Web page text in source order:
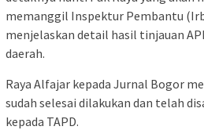
memanggil Inspektur Pembantu
menjelaskan detail hasil tinjauan
daerah.
Raya Alfajar kepada Jurnal Bogor
sudah selesai dilakukan dan telah
kepada TAPD.